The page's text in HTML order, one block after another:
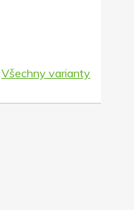
Všechny varianty